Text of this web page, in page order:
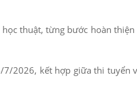
thuật, từng bước hoàn
kết hợp giữa thi